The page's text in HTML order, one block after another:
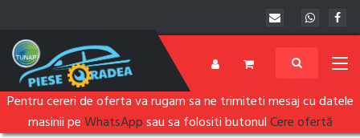
Pentru cereri de oferta va rugam sa ne trimiteti mesaj cu datele
masinii peWhatsAppsau sa folositi butonulCere ofertă